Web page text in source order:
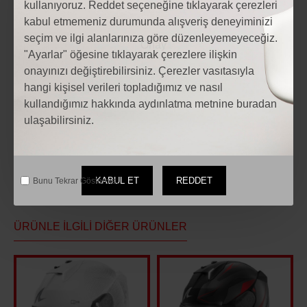
kullanıyoruz. Reddet seçeneğine tıklayarak çerezleri
kabul etmemeniz durumunda alışveriş deneyiminizi
seçim ve ilgi alanlarınıza göre düzenleyemeyeceğiz.
"Ayarlar" öğesine tıklayarak çerezlere ilişkin
onayınızı değiştirebilirsiniz. Çerezler vasıtasıyla
hangi kişisel verileri topladığımız ve nasıl
kullandığımız hakkında aydınlatma metnine buradan
ulaşabilirsiniz.
KABUL ET REDDET
Bunu Tekrar Gösterme.
Etiketler:
Motosiklet Shark Skwal İ3 Mekarıum Mat Kapalı Kask
Motosiklet Shark Skwal İ3 Mekarıum Mat Kapalı Kask fiyatları
Motosiklet Modelleri
motosiklet Aksesuarları
Motosiklet yedek parça
ÜRÜNLE İLGILI DIĞER ÜRÜNLER